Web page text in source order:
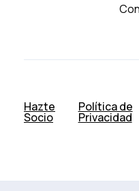
Hazte
Socio
Política de
Privacidad